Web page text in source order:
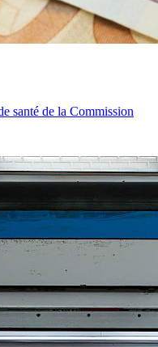
santé de la Commission